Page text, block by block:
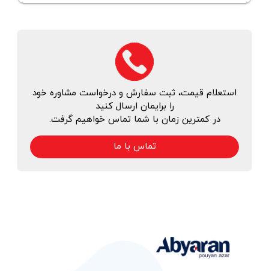
استعلام قیمت، ثبت سفارش و درخواست مشاوره خود
را برایمان ارسال کنید
در کمترین زمان با شما تماس خواهیم گرفت.
تماس با ما